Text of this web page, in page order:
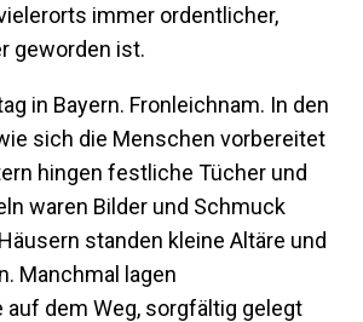
immer ordentlicher,
geworden ist.
in Bayern. Fronleichnam. In den
sich die Menschen vorbereitet
hingen festliche Tücher und
waren Bilder und Schmuck
standen kleine Altäre und
Manchmal lagen
auf dem Weg, sorgfältig gelegt